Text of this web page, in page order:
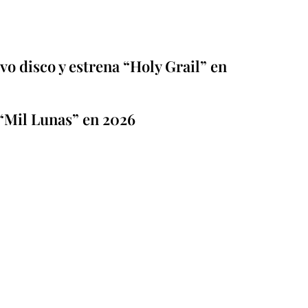
disco y estrena “Holy Grail” en
Lunas” en 2026